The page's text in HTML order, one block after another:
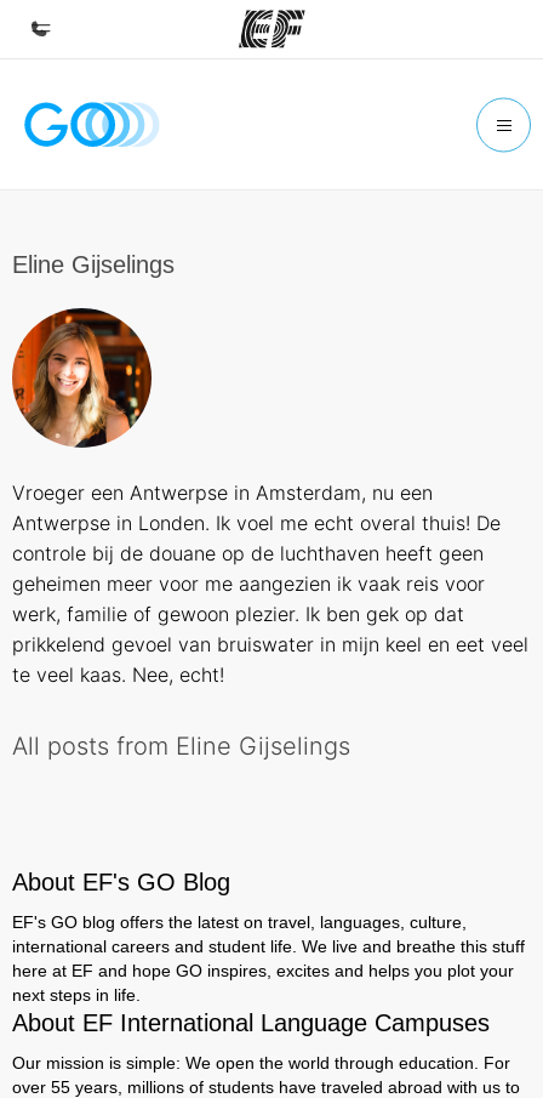
Home
Find an office near you
About us
Who we are
Join the team
Eline Gijselings
Vroeger een Antwerpse in Amsterdam, nu een
Antwerpse in Londen. Ik voel me echt overal thuis! De
controle bij de douane op de luchthaven heeft geen
geheimen meer voor me aangezien ik vaak reis voor
werk, familie of gewoon plezier. Ik ben gek op dat
prikkelend gevoel van bruiswater in mijn keel en eet veel
te veel kaas. Nee, echt!
All posts from Eline Gijselings
About EF's GO Blog
EF's GO blog offers the latest on travel, languages, culture,
international careers and student life. We live and breathe this stuff
here at EF and hope GO inspires, excites and helps you plot your
next steps in life.
About EF International Language Campuses
Our mission is simple: We open the world through education. For
over 55 years, millions of students have traveled abroad with us to